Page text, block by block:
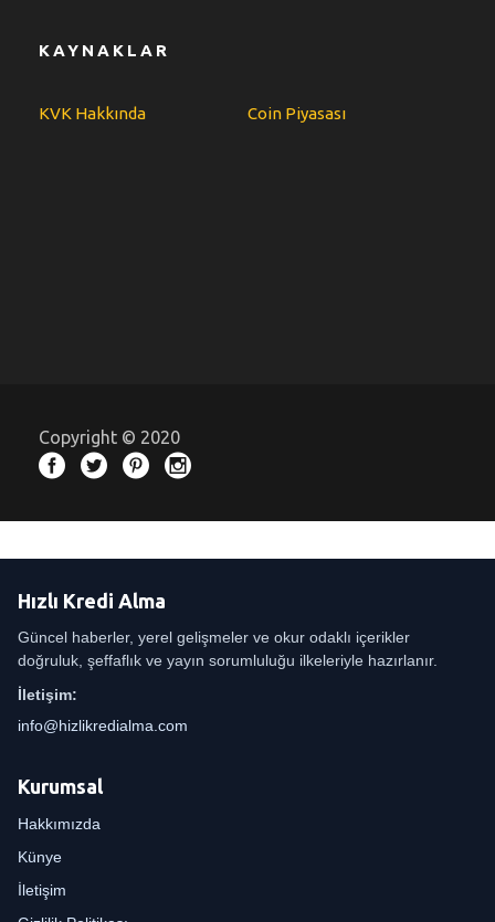
KAYNAKLAR
KVK Hakkında Coin Piyasası
Copyright © 2020
Hızlı Kredi Alma
Güncel haberler, yerel gelişmeler ve okur odaklı içerikler
doğruluk, şeffaflık ve yayın sorumluluğu ilkeleriyle hazırlanır.
İletişim:
info@hizlikredialma.com
Kurumsal
Hakkımızda
Künye
İletişim